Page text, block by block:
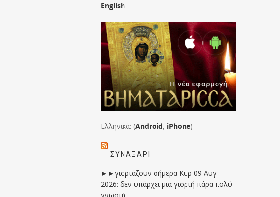
English
Ελληνικά: (Android, iPhone)
ΣΥΝΑΞΆΡΙ
►►γιορτάζουν σήμερα Κυρ 09 Αυγ
2026: δεν υπάρχει μια γιορτή πάρα πολύ
γνωστή